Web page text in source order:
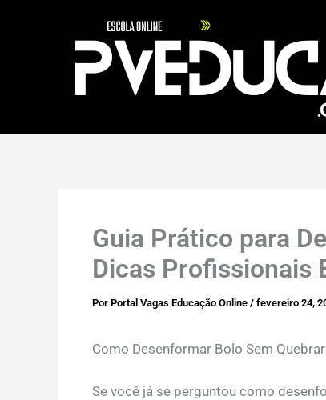
Guia Prático para
Dicas Profissionais
Por Portal Vagas Educação Online / fevereiro 24,
Como Desenformar Bolo Sem
Se você já se perguntou como